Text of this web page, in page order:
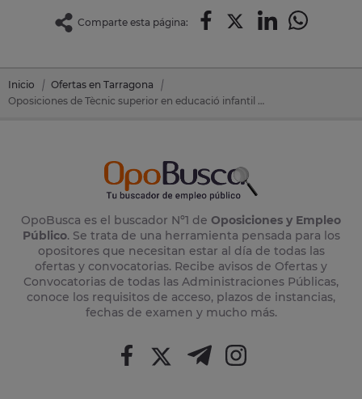
Comparte esta página:
Inicio
Ofertas en Tarragona
Oposiciones de Tècnic superior en educació infantil en Altafulla (Tarragona)
OpoBusca es el buscador Nº1 de Oposiciones y Empleo
Público. Se trata de una herramienta pensada para los
opositores que necesitan estar al día de todas las
ofertas y convocatorias. Recibe avisos de Ofertas y
Convocatorias de todas las Administraciones Públicas,
conoce los requisitos de acceso, plazos de instancias,
fechas de examen y mucho más.